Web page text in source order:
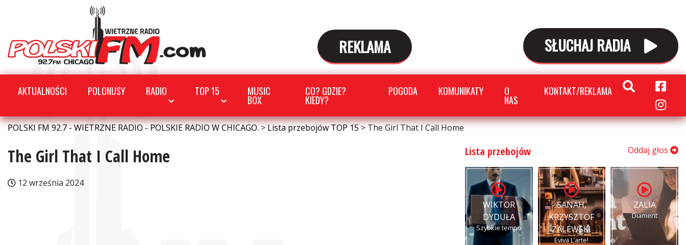
REKLAMA SŁUCHAJ RADIA
AKTUALNOŚCI POLONUSY RADIO TOP 15 MUSIC
BOX
CO? GDZIE?
KIEDY?
POGODA KOMUNIKATY O
NAS
KONTAKT/REKLAMA
POLSKI FM 92.7 - WIETRZNE RADIO - POLSKIE RADIO W CHICAGO.>Lista przebojów TOP 15>The Girl That I Call Home
The Girl That I Call Home
12 września 2024
Lista przebojów Oddaj głos
WIKTOR
DYDUŁA
Szybkie tempo
SANAH,
KRZYSZTOF
ZALEWSKI
Eviva L’arte!
ZALIA
Diament